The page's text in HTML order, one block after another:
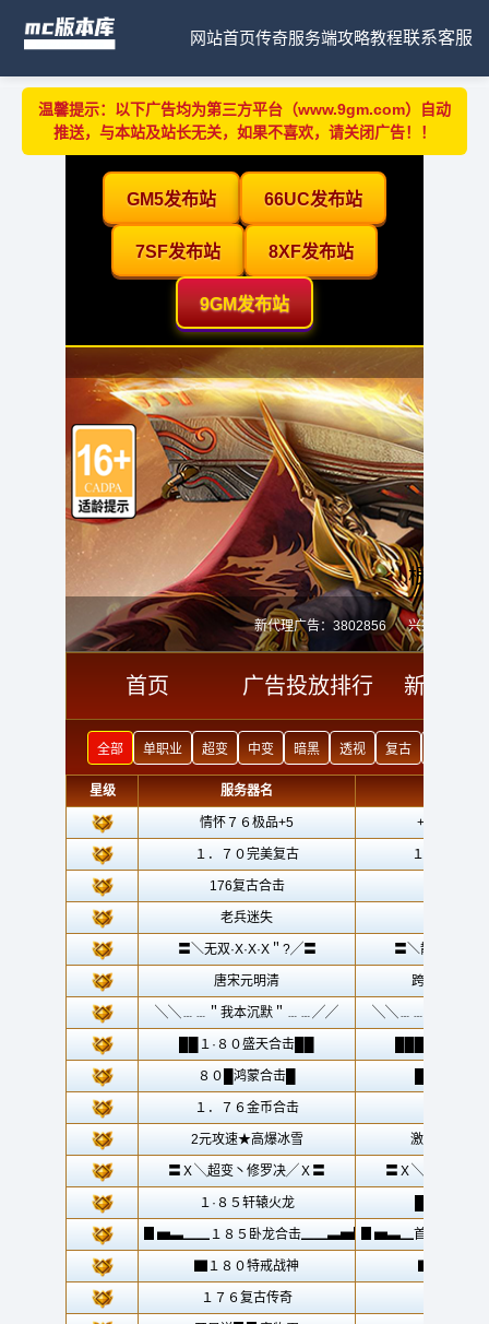
网站首页传奇服务端攻略教程联系客服
温馨提示：以下广告均为第三方平台（www.9gm.com）自动
推送，与本站及站长无关，如果不喜欢，请关闭广告！！